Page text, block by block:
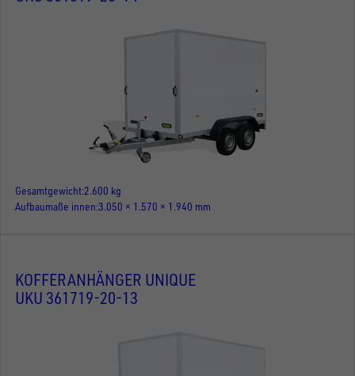
Gesamtgewicht 2.600 kg
Aufbaumaße innen 3.050 × 1.570 × 1.940 mm
KOFFERANHÄNGER UNIQUE
UKU 361719-20-13